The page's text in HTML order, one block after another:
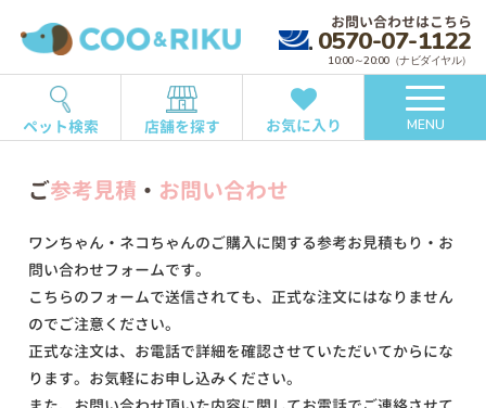
お問い合わせはこちら
0570-07-1122
10:00～20:00（ナビダイヤル）
ペット検索 店舗を探す お気に入り MENU
ご参考見積 ・ お問い合わせ
ワンちゃん・ネコちゃんのご購入に関する参考お見積もり・お
問い合わせフォームです。
こちらのフォームで送信されても、正式な注文にはなりません
のでご注意ください。
正式な注文は、お電話で詳細を確認させていただいてからにな
ります。お気軽にお申し込みください。